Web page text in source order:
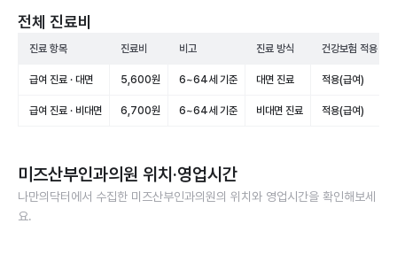
전체 진료비
진료 항목 진료비 비고 진료 방식 건강보험 적용
급여 진료 · 대면 5,600원 6~64세 기준 대면 진료 적용(급여)
급여 진료 · 비대면 6,700원 6~64세 기준 비대면 진료 적용(급여)
미즈산부인과의원 위치·영업시간
나만의닥터에서 수집한 미즈산부인과의원의 위치와 영업시간을 확인해보세
요.